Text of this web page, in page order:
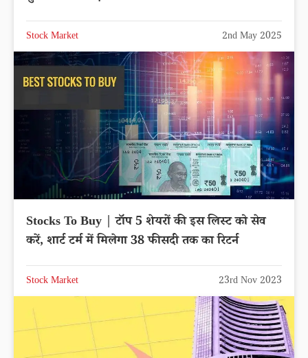
Stock Market 2nd May 2025
Stocks To Buy | टॉप 5 शेयरों की इस लिस्ट को सेव
करें, शार्ट टर्म में मिलेगा 38 फीसदी तक का रिटर्न
Stock Market 23rd Nov 2023